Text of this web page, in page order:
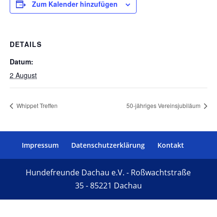
Zum Kalender hinzufügen
DETAILS
Datum:
2 August
Whippet Treffen 50-jähriges Vereinsjubiläum
Impressum Datenschutzerklärung Kontakt
Hundefreunde Dachau e.V. - Roßwachtstraße
35 - 85221 Dachau